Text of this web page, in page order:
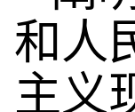
和人
主义